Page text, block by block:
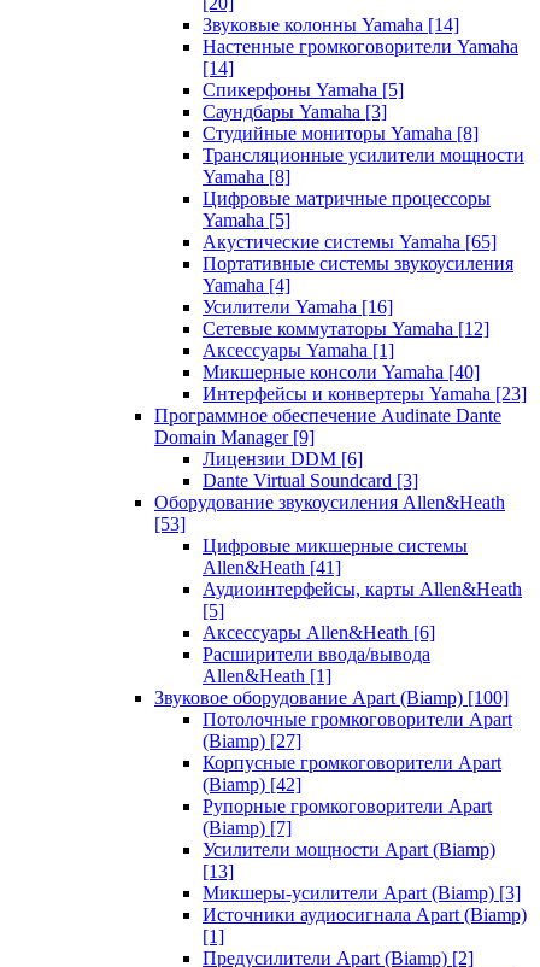
Звуковые колонны Yamaha [14]
Настенные громкоговорители Yamaha
[14]
Спикерфоны Yamaha [5]
Саундбары Yamaha [3]
Студийные мониторы Yamaha [8]
Трансляционные усилители мощности
Yamaha [8]
Цифровые матричные процессоры
Yamaha [5]
Акустические системы Yamaha [65]
Портативные системы звукоусиления
Yamaha [4]
Усилители Yamaha [16]
Сетевые коммутаторы Yamaha [12]
Аксессуары Yamaha [1]
Микшерные консоли Yamaha [40]
Интерфейсы и конвертеры Yamaha [23]
Программное обеспечение Audinate Dante
Domain Manager [9]
Лицензии DDM [6]
Dante Virtual Soundcard [3]
Оборудование звукоусиления Allen&Heath
[53]
Цифровые микшерные системы
Allen&Heath [41]
Аудиоинтерфейсы, карты Allen&Heath
[5]
Аксессуары Allen&Heath [6]
Расширители ввода/вывода
Allen&Heath [1]
Звуковое оборудование Apart (Biamp) [100]
Потолочные громкоговорители Apart
(Biamp) [27]
Корпусные громкоговорители Apart
(Biamp) [42]
Рупорные громкоговорители Apart
(Biamp) [7]
Усилители мощности Apart (Biamp)
[13]
Микшеры-усилители Apart (Biamp) [3]
Источники аудиосигнала Apart (Biamp)
[1]
Предусилители Apart (Biamp) [2]